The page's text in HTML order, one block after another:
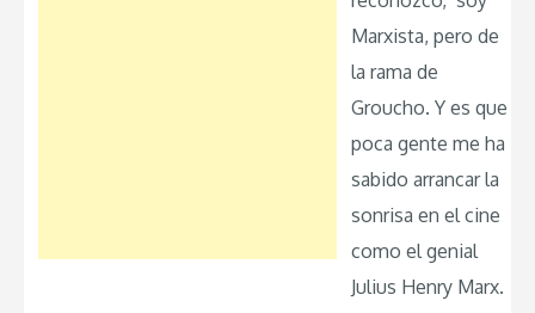
Marxista, pero de
la rama de
Groucho. Y es que
poca gente me ha
sabido arrancar la
sonrisa en el cine
como el genial
Julius Henry Marx.